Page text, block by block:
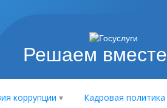
Решаем вместе
коррупции Кадровая политика